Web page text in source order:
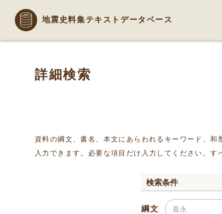
地震史料集テキストデータベース
詳細検索
資料の綱文、書名、本文にあらわれるキーワード、
入力できます。必要な項目だけ入力してください。
検索条件
綱文